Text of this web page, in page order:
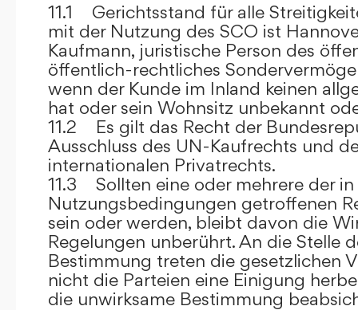
11.1 Gerichtsstand für alle
mit der Nutzung des SCO ist
Kaufmann, juristische Person des
öffentlich-rechtliches
wenn der Kunde im Inland keinen
hat oder sein Wohnsitz unbekannt
11.2 Es gilt das Recht der
Ausschluss des UN-Kaufrechts und
internationalen Privatrechts.
11.3 Sollten eine oder mehrere der in
Nutzungsbedingungen getroffenen
sein oder werden, bleibt davon die
Regelungen unberührt. An die Stelle
Bestimmung treten die gesetzlichen
nicht die Parteien eine Einigung
die unwirksame Bestimmung